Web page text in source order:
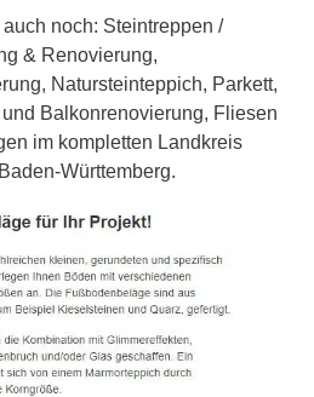
noch: Steintreppen /
& Renovierung,
Natursteinteppich, Parkett,
Balkonrenovierung, Fliesen
im kompletten Landkreis
Württemberg.